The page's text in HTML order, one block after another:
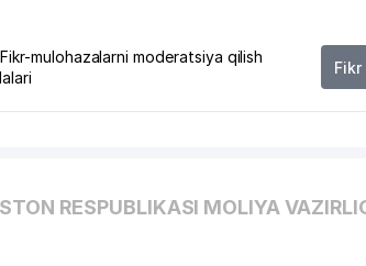
Fikr-mulohazalarni moderatsiya qilish
RESPUBLIKASI MOLIYA